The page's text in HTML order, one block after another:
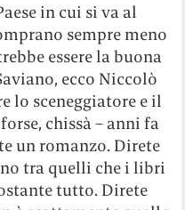
in cui si va al
sempre meno
essere la buona
ecco Niccolò
lo sceneggiatore e il
chissà – anni fa
un romanzo. Direte
tra quelli che i libri
tutto. Direte